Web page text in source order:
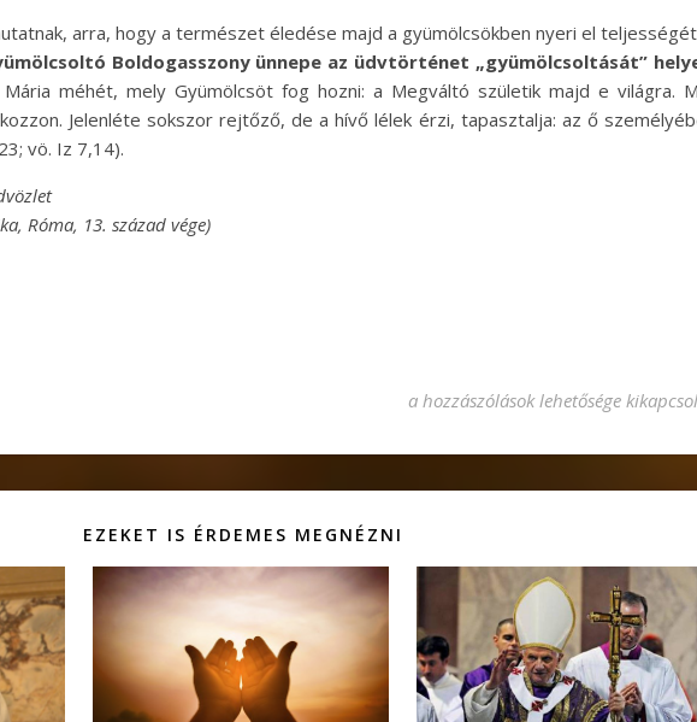
arra, hogy a természet éledése majd a gyümölcsökben nyeri el
Boldogasszony ünnepe az üdvtörténet „gyümölcsoltását”
méhét, mely Gyümölcsöt fog hozni: a Megváltó születik majd e világra.
Jelenléte sokszor rejtőző, de a hívő lélek érzi, tapasztalja: az ő
vö. Iz 7,14).
Róma, 13. század vége)
Kovács Zoltán mariológus
a hozzászólások lehetősége
EZEKET IS ÉRDEMES MEGNÉZNI